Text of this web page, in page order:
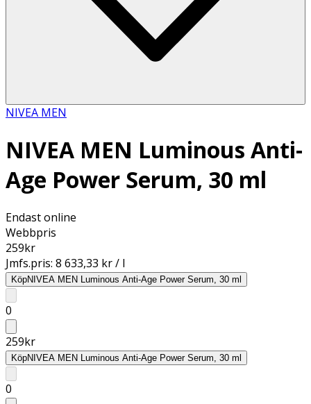
NIVEA MEN
NIVEA MEN Luminous Anti-
Age Power Serum, 30 ml
Endast online
Webbpris
259kr
Jmfs.pris: 8 633,33 kr / l
KöpNIVEA MEN Luminous Anti-Age Power Serum, 30 ml
0
259kr
KöpNIVEA MEN Luminous Anti-Age Power Serum, 30 ml
0